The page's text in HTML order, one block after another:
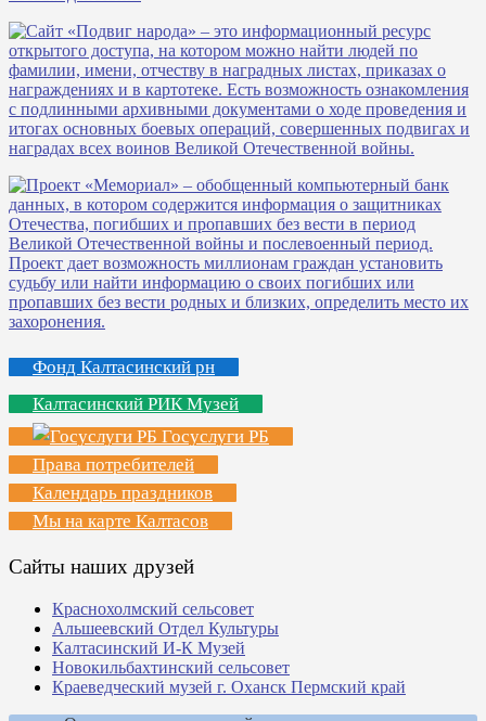
Фонд Калтасинский рн
Калтасинский РИК Музей
Госуслуги РБ
Права потребителей
Календарь праздников
Мы на карте Калтасов
Сайты наших друзей
Краснохолмский сельсовет
Альшеевский Отдел Культуры
Калтасинский И-К Музей
Новокильбахтинский сельсовет
Краеведческий музей г. Оханск Пермский край